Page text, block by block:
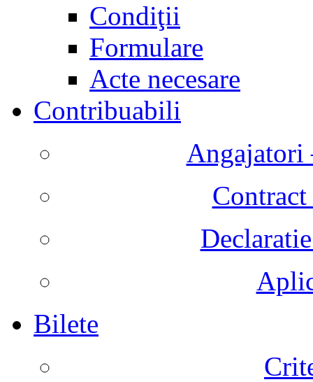
Condiţii
Formulare
Acte necesare
Contribuabili
Angajatori
Contract
Bilete